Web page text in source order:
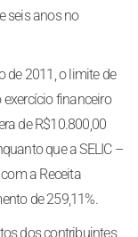
seis anos no
de 2011, o limite de
financeiro
de R$10.800,00
que a SELIC –
a Receita
de 259,11%.
dos contribuintes